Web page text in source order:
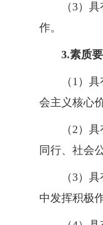
（3）具
作。
3.素质
（ 1 ）
会主义核心
（2 ）
同行、社会
（3）具
中发挥积极